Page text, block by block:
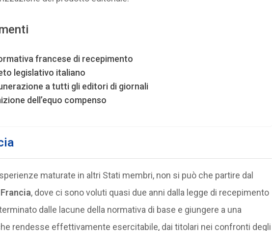
francese di recepimento
legislativo italiano
a tutti gli editori di giornali
dell’equo compenso
maturate in altri Stati membri, non si può che partire dal
Francia, dove ci sono voluti quasi due anni dalla legge di recepimento
dalle lacune della normativa di base e giungere a una
rendesse effettivamente esercitabile, dai titolari nei confronti degli